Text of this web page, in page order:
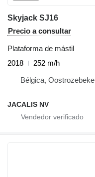
Skyjack SJ16
Precio a consultar
Plataforma de mástil
2018
252 m/h
Bélgica, Oostrozebeke
JACALIS NV